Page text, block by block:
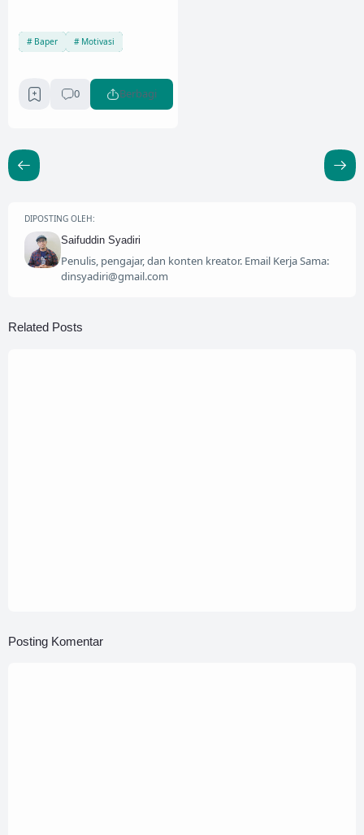
Baper Motivasi
0 Berbagi
DIPOSTING OLEH:
Saifuddin Syadiri
Penulis, pengajar, dan konten kreator. Email Kerja Sama:
dinsyadiri@gmail.com
Related Posts
Posting Komentar